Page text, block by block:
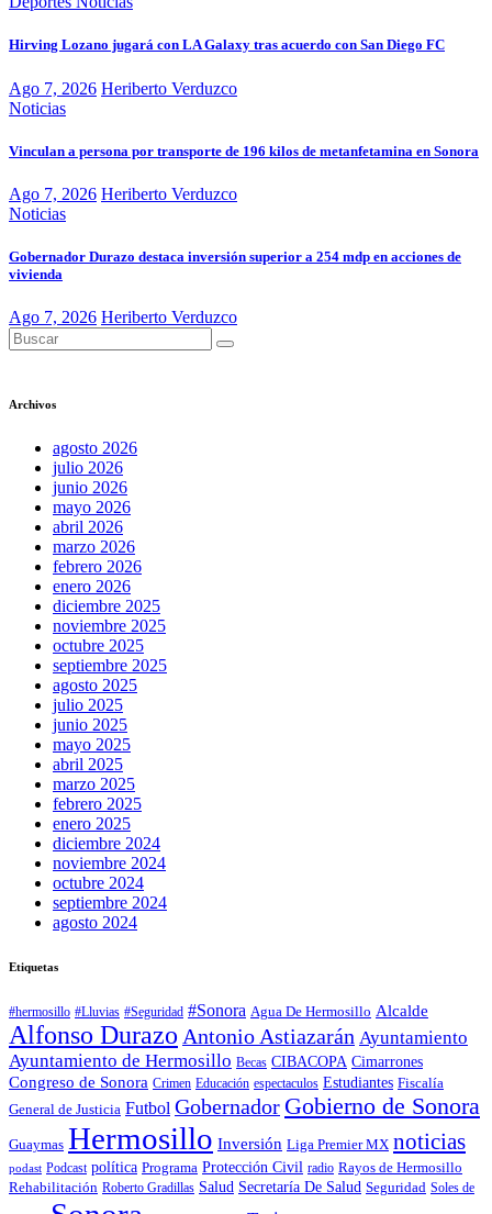
Hirving Lozano jugará con LA Galaxy tras acuerdo con San Diego FC
Ago 7, 2026 Heriberto Verduzco
Noticias
Vinculan a persona por transporte de 196 kilos de metanfetamina en Sonora
Ago 7, 2026 Heriberto Verduzco
Noticias
Gobernador Durazo destaca inversión superior a 254 mdp en acciones de
vivienda
Ago 7, 2026 Heriberto Verduzco
Archivos
agosto 2026
julio 2026
junio 2026
mayo 2026
abril 2026
marzo 2026
febrero 2026
enero 2026
diciembre 2025
noviembre 2025
octubre 2025
septiembre 2025
agosto 2025
julio 2025
junio 2025
mayo 2025
abril 2025
marzo 2025
febrero 2025
enero 2025
diciembre 2024
noviembre 2024
octubre 2024
septiembre 2024
agosto 2024
Etiquetas
#hermosillo #Lluvias #Seguridad #Sonora Agua De Hermosillo Alcalde
Alfonso Durazo Antonio Astiazarán Ayuntamiento
Ayuntamiento de Hermosillo Becas CIBACOPA Cimarrones
Congreso de Sonora Crimen Educación espectaculos Estudiantes Fiscalía
General de Justicia Futbol Gobernador Gobierno de Sonora
Guaymas Hermosillo Inversión Liga Premier MX noticias
podast Podcast política Programa Protección Civil radio Rayos de Hermosillo
Rehabilitación Roberto Gradillas Salud Secretaría De Salud Seguridad Soles de